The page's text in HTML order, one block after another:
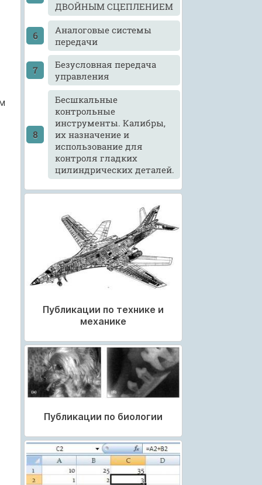
ДВОЙНЫМ СЦЕПЛЕНИЕМ
Аналоговые системы
передачи
Безусловная передача
управления
Бесшкальные
контрольные
инструменты. Калибры,
их назначение и
использование для
контроля гладких
цилиндрических деталей.
Публикации по технике и
механике
Публикации по биологии